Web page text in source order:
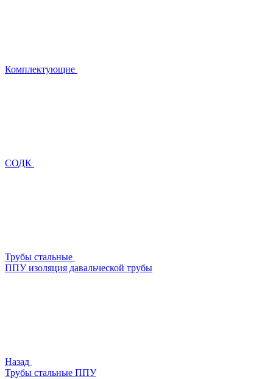
Комплектующие
СОДК
Трубы стальные
ППУ изоляция давальческой трубы
Назад
Трубы стальные ППУ